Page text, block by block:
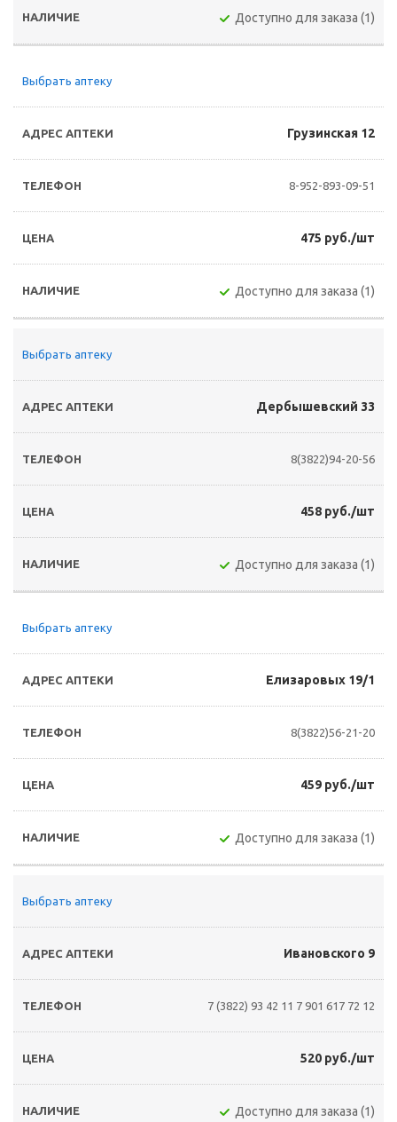
Доступно для заказа (1)
Выбрать аптеку
Грузинская 12
8-952-893-09-51
475 руб./шт
Доступно для заказа (1)
Выбрать аптеку
Дербышевский 33
8(3822)94-20-56
458 руб./шт
Доступно для заказа (1)
Выбрать аптеку
Елизаровых 19/1
8(3822)56-21-20
459 руб./шт
Доступно для заказа (1)
Выбрать аптеку
Ивановского 9
7 (3822) 93 42 11 7 901 617 72 12
520 руб./шт
Доступно для заказа (1)